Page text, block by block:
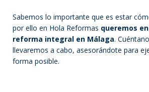
Sabemos lo importante que es estar
por ello en Hola Reformas queremos
reforma integral en Málaga.
llevaremos a cabo, asesorándote para
forma posible.